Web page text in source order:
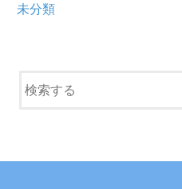
未分類